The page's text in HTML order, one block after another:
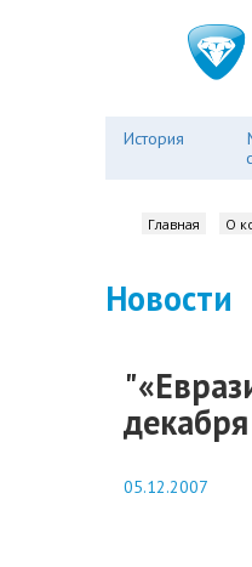
История
Главная О
Новости
05.12.2007